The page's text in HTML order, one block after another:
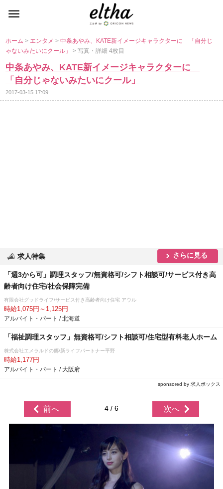
ホーム> エンタメ>中条あやみ、KATE新イメージキャラクターに 「自分じ
ゃないみたいにクール」> 写真・詳細 4枚目
中条あやみ、KATE新イメージキャラクターに
「自分じゃないみたいにクール」
2017-03-15 17:09
求人特集 さらに見る
「週3から可」調理スタッフ/無資格可/シフト相談可/サービス付き高
齢者向け住宅/社会保障完備
有限会社グッドライフ/サービス付き高齢者向け住宅 アウル
時給1,075円～1,125円
アルバイト・パート / 北海道
「福祉調理スタッフ」無資格可/シフト相談可/住宅型有料老人ホーム
株式会社エメラルドの郷/新ライフパートナー平野
時給1,177円
アルバイト・パート / 大阪府
sponsored by 求人ボックス
前へ 4 / 6 次へ